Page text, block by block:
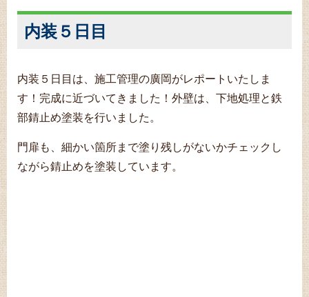
内装５日目
内装５日目は、施工管理の廣岡がレポートいたしま
す！完成に近づいてきました！ 外壁は、下地処理と鉄
部錆止め塗装を行いました。
門扉も、細かい箇所まで塗り残しがないかチェックし
ながら錆止めを塗装しています。